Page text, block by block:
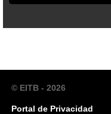
© EITB - 2026
Portal de Privacidad